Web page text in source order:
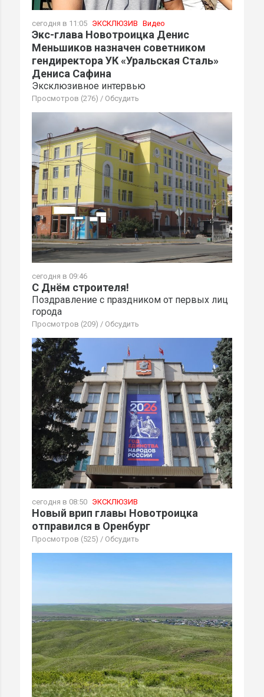
сегодня в 11:05 ЭКСКЛЮЗИВ Видео
Экс-глава Новотроицка Денис
Меньшиков назначен советником
гендиректора УК «Уральская Сталь»
Дениса Сафина
Эксклюзивное интервью
Просмотров (276) / Обсудить
сегодня в 09:46
С Днём строителя!
Поздравление с праздником от первых лиц
города
Просмотров (209) / Обсудить
сегодня в 08:50 ЭКСКЛЮЗИВ
Новый врип главы Новотроицка
отправился в Оренбург
Просмотров (525) / Обсудить